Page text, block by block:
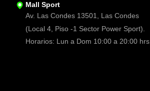
Mall Sport
Av. Las Condes 13501, Las Condes
(Local 4, Piso -1 Sector Power Sport).
Horarios: Lun a Dom 10:00 a 20:00 hrs.